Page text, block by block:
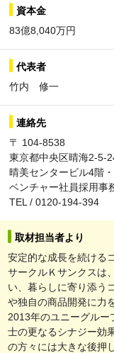
資本金
83億8,040万円
代表者
竹内 修一
連絡先
〒 104-8538
東京都中央区晴海2-5-
晴美センタービル4階
ベンチャー社員採用事
TEL / 0120-194-394
取材担当者より
安定的な成長を続ける
サークルＫサンクスは
い、暮らしに寄り添う
や独自の商品開発に力
2013年のユニーグルー
士の更なるシナジー効
の方々には大きな後押